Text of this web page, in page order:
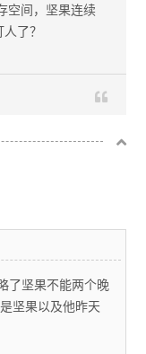
空间，坚果连续
了？
了坚果不能两个晚
坚果以及他昨天